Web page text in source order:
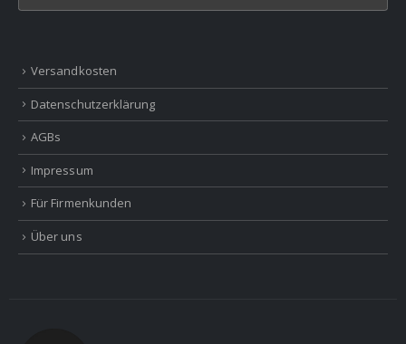
Versandkosten
Datenschutzerklärung
AGBs
Impressum
Für Firmenkunden
Über uns